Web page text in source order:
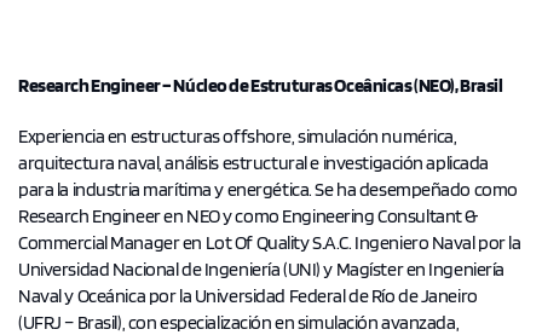
Research Engineer – Núcleo de Estruturas Oceânicas (NEO), Brasil
Experiencia en estructuras offshore, simulación numérica,
arquitectura naval, análisis estructural e investigación aplicada
para la industria marítima y energética. Se ha desempeñado como
Research Engineer en NEO y como Engineering Consultant &
Commercial Manager en Lot Of Quality S.A.C. Ingeniero Naval por la
Universidad Nacional de Ingeniería (UNI) y Magíster en Ingeniería
Naval y Oceánica por la Universidad Federal de Río de Janeiro
(UFRJ – Brasil), con especialización en simulación avanzada,